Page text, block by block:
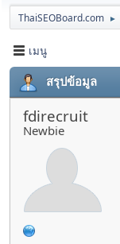
ThaiSEOBoard.com ►
เมนู
สรุปข้อมูล
fdirecruit
Newbie